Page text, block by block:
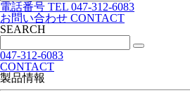
電話番号 TEL 047-312-6083
お問い合わせ CONTACT
SEARCH
047-312-6083
CONTACT
製品情報